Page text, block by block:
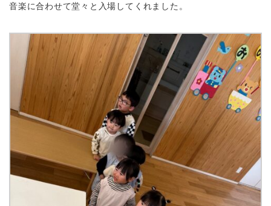
音楽に合わせて堂々と入場してくれました。